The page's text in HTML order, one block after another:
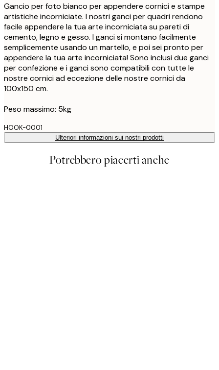
Gancio per foto bianco per appendere cornici e stampe
artistiche incorniciate. I nostri ganci per quadri rendono
facile appendere la tua arte incorniciata su pareti di
cemento, legno e gesso. I ganci si montano facilmente
semplicemente usando un martello, e poi sei pronto per
appendere la tua arte incorniciata! Sono inclusi due ganci
per confezione e i ganci sono compatibili con tutte le
nostre cornici ad eccezione delle nostre cornici da
100x150 cm.
Peso massimo: 5kg
HOOK-0001
Ulteriori informazioni sui nostri prodotti
Potrebbero piacerti anche